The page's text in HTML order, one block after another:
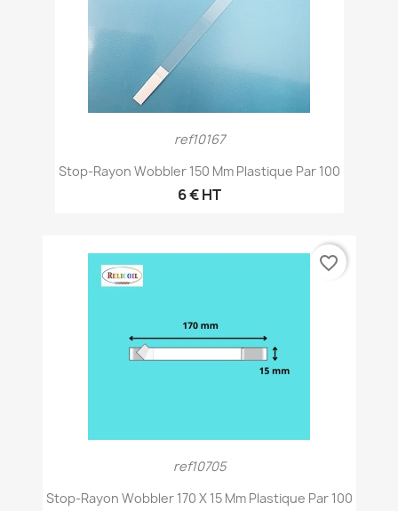
ref10167
Stop-Rayon Wobbler 150 Mm Plastique Par 100
6 € HT
ref10705
Stop-Rayon Wobbler 170 X 15 Mm Plastique Par 100
favorite_border